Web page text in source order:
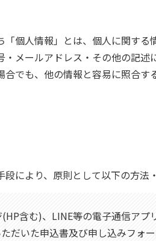
「個人情報」とは、個人に関す
・メールアドレス・その他の記
でも、他の情報と容易に照合す
により、原則として以下の方法
含む)、LINE等の電子通信ア
だいた申込書及び申し込みフォ